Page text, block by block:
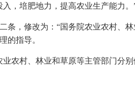
，培肥地力，提高农业生产能力。
条，修改为：“国务院农业农村、
的指导。
业农村、林业和草原等主管部门分